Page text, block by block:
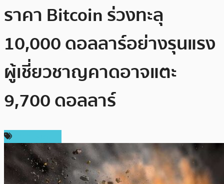
ราคา Bitcoin ร่วงทะลุ
10,000 ดอลลาร์อย่างรุนแรง
ผู้เชี่ยวชาญคาดอาจแตะ
9,700 ดอลลาร์